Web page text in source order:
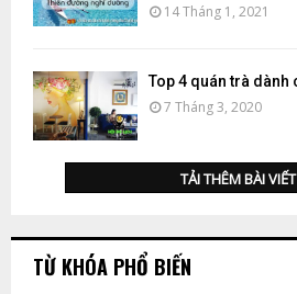
14 Tháng 1, 2021
Top 4 quán trà dành
7 Tháng 3, 2020
TẢI THÊM BÀI VIẾT
TỪ KHÓA PHỔ BIẾN